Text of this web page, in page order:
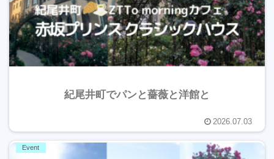
紀尾井町でパンと薔薇と洋館と
2026.07.03
Event